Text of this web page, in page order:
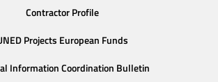
Contractor Profile
Projects European Funds
Information Coordination Bulletin